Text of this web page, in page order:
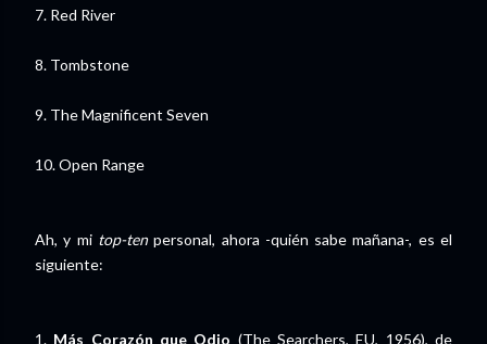
7. Red River
8. Tombstone
9. The Magnificent Seven
10. Open Range
Ah, y mi top-tenpersonal, ahora -quién sabe mañana-, es el
siguiente:
1. Más Corazón que Odio (The Searchers, EU, 1956), de